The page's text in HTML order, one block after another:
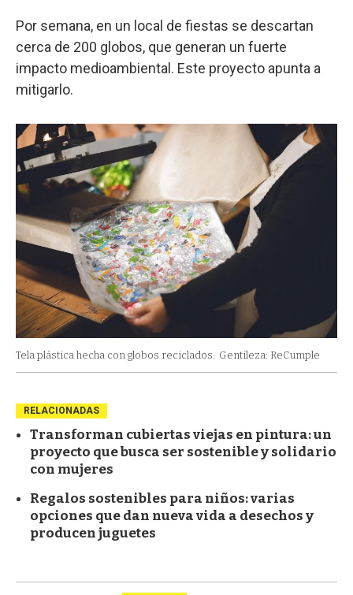
Por semana, en un local de fiestas se descartan
cerca de 200 globos, que generan un fuerte
impacto medioambiental. Este proyecto apunta a
mitigarlo.
Tela plástica hecha con globos reciclados. Gentileza: ReCumple
RELACIONADAS
Transforman cubiertas viejas en pintura: un
proyecto que busca ser sostenible y solidario
con mujeres
Regalos sostenibles para niños: varias
opciones que dan nueva vida a desechos y
producen juguetes